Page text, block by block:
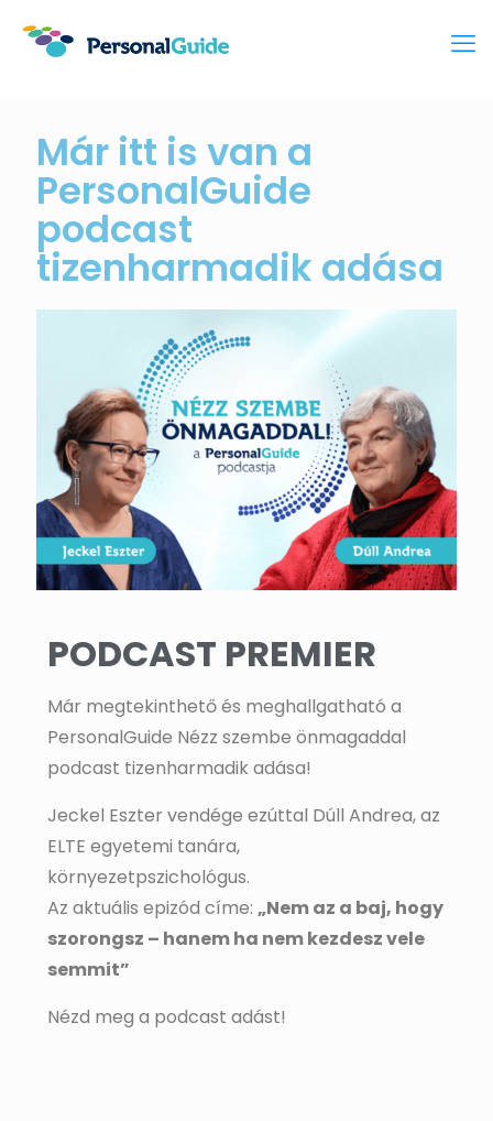
Már itt is van a
PersonalGuide
podcast
tizenharmadik adása
PODCAST PREMIER
Már megtekinthető és meghallgatható a
PersonalGuide Nézz szembe önmagaddal
podcast tizenharmadik adása!
Jeckel Eszter vendége ezúttal Dúll Andrea, az
ELTE egyetemi tanára,
környezetpszichológus.
Az aktuális epizód címe: „Nem az a baj, hogy
szorongsz – hanem ha nem kezdesz vele
semmit”
Nézd meg a podcast adást!